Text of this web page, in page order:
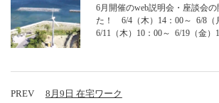
6月開催のweb説明会・座談会
た！ 6/4（木）14：00～ 6/8（
6/11（木）10：00～ 6/19（金）
PREV
8月9日 在宅ワーク